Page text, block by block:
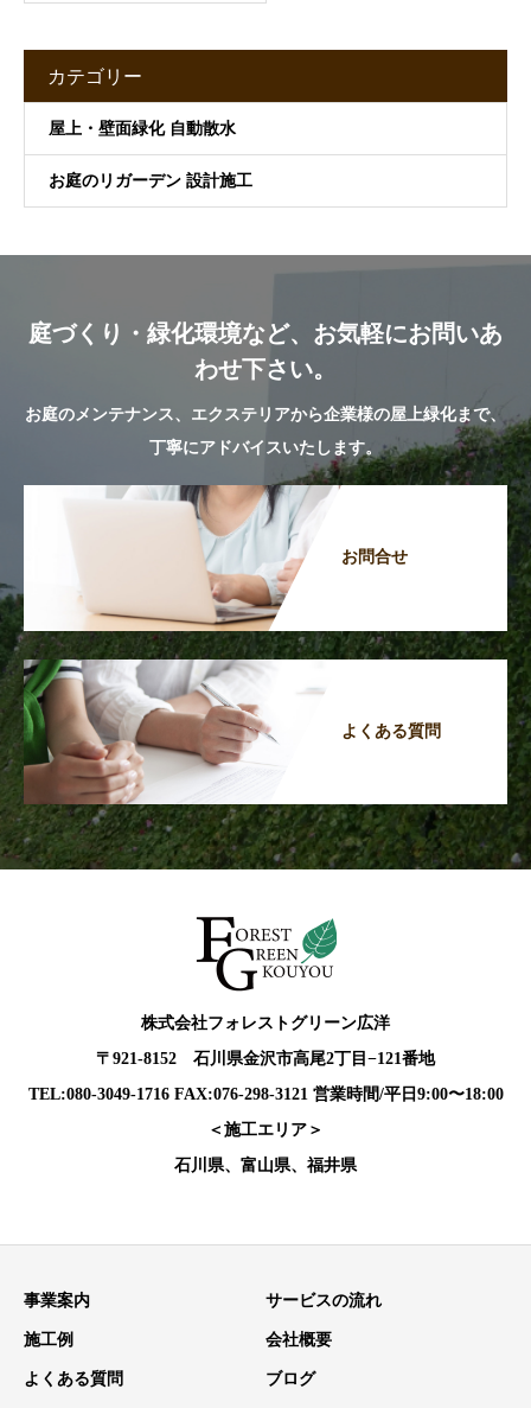
カテゴリー
屋上・壁面緑化 自動散水
お庭のリガーデン 設計施工
庭づくり・緑化環境など、お気軽にお問いあ
わせ下さい。
お庭のメンテナンス、エクステリアから企業様の屋上緑化まで、
丁寧にアドバイスいたします。
お問合せ
よくある質問
株式会社フォレストグリーン広洋
〒921-8152 石川県金沢市高尾2丁目−121番地
TEL:080-3049-1716 FAX:076-298-3121 営業時間/平日9:00〜18:00
＜施工エリア＞
石川県、富山県、福井県
事業案内 サービスの流れ
施工例 会社概要
よくある質問 ブログ